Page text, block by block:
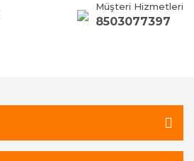
Müşteri Hizmetleri
8503077397